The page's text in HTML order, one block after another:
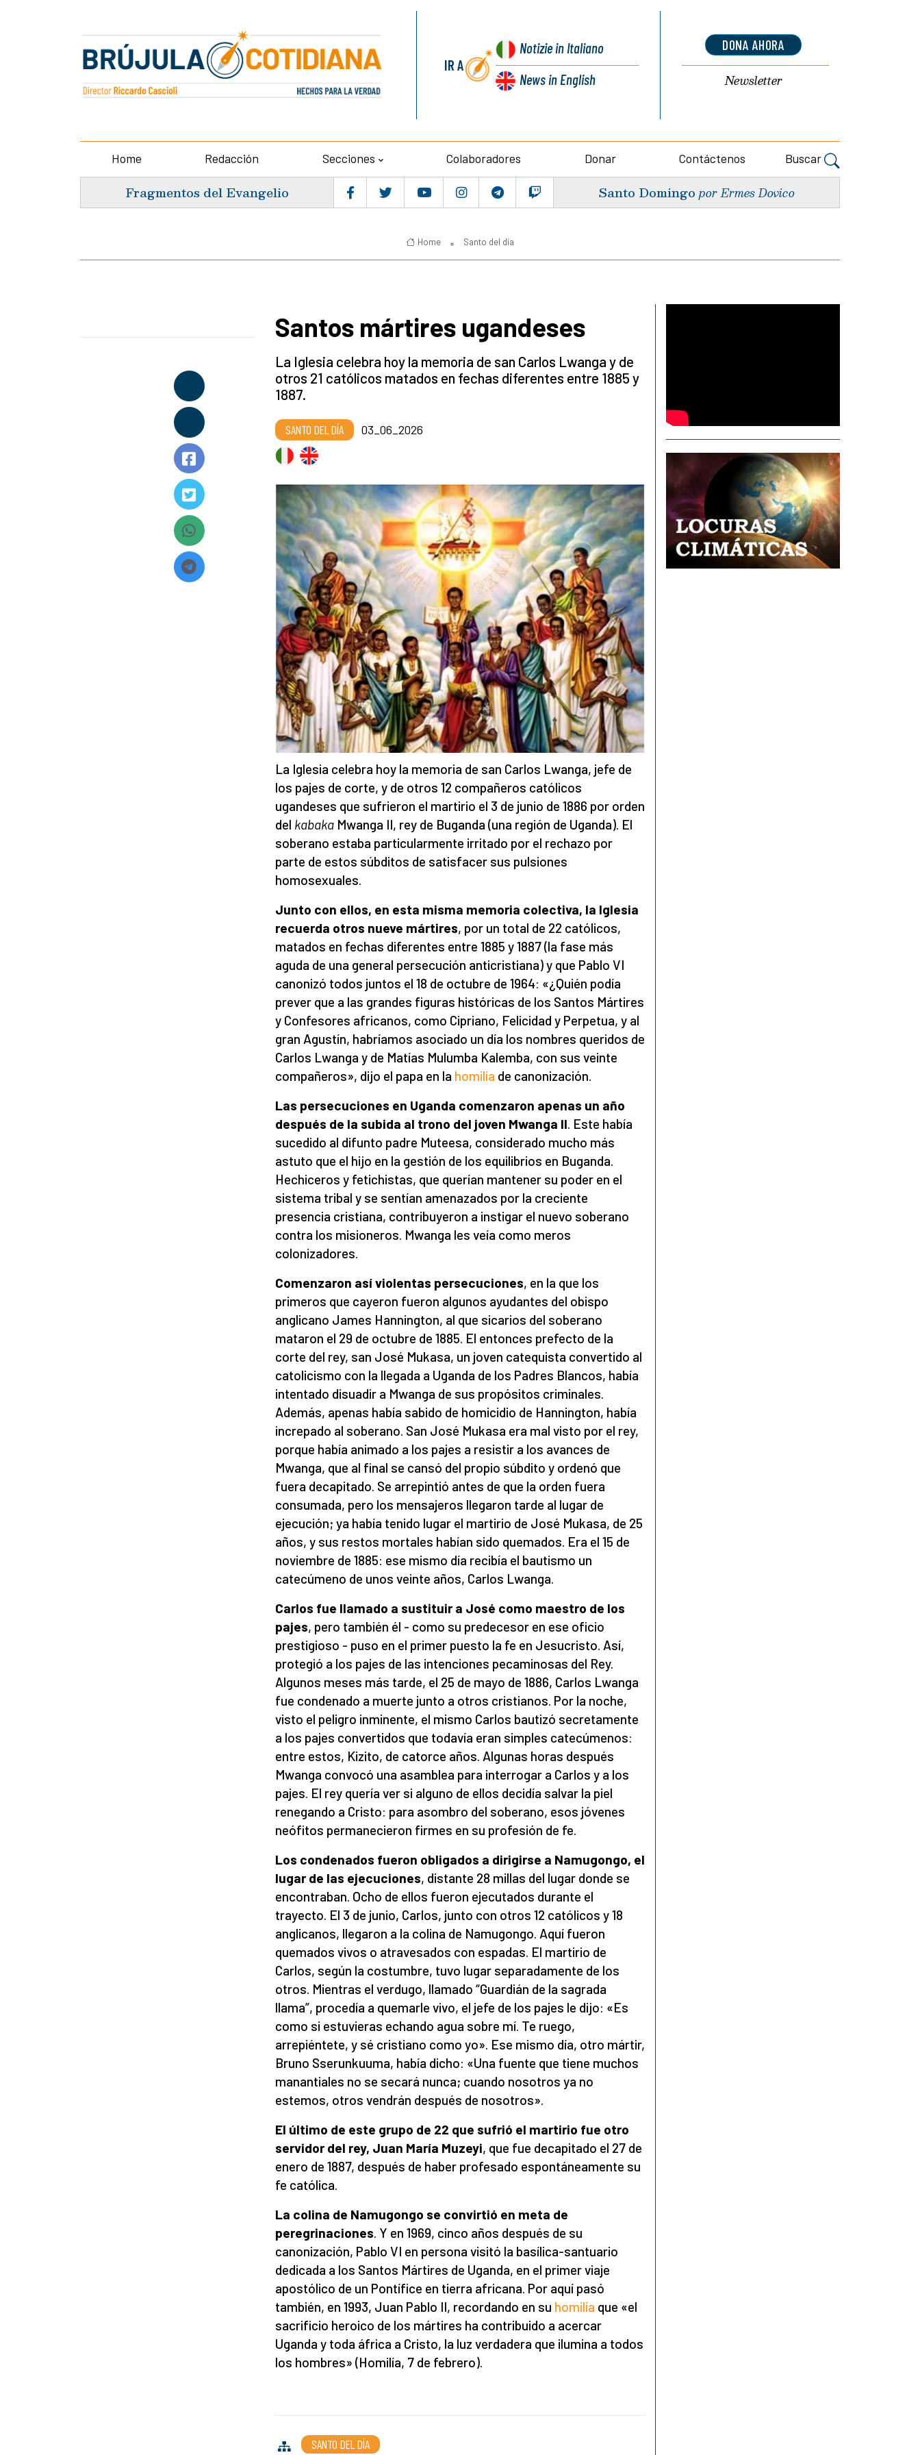
IR A
Notiziein Italiano
News in English
DONA AHORA
Newsletter
Home Redacción Secciones Colaboradores Donar Contáctenos Buscar
Fragmentos del Evangelio Santo Domingo por Ermes Dovico
Home Santo del día
Santos mártires ugandeses
La Iglesia celebra hoy la memoria de san Carlos Lwanga y de
otros 21 católicos matados en fechas diferentes entre 1885 y
1887.
SANTO DEL DÍA 03_06_2026
La Iglesia celebra hoy la memoria de san Carlos Lwanga, jefe de
los pajes de corte, y de otros 12 compañeros católicos
ugandeses que sufrieron el martirio el 3 de junio de 1886 por orden
del kabaka Mwanga II, rey de Buganda (una región de Uganda). El
soberano estaba particularmente irritado por el rechazo por
parte de estos súbditos de satisfacer sus pulsiones
homosexuales.
Junto con ellos, en esta misma memoria colectiva, la Iglesia
recuerda otros nueve mártires, por un total de 22 católicos,
matados en fechas diferentes entre 1885 y 1887 (la fase más
aguda de una general persecución anticristiana) y que Pablo VI
canonizó todos juntos el 18 de octubre de 1964: «¿Quién podía
prever que a las grandes figuras históricas de los Santos Mártires
y Confesores africanos, como Cipriano, Felicidad y Perpetua, y al
gran Agustín, habríamos asociado un día los nombres queridos de
Carlos Lwanga y de Matías Mulumba Kalemba, con sus veinte
compañeros», dijo el papa en la homilía de canonización.
Las persecuciones en Uganda comenzaron apenas un año
después de la subida al trono del joven Mwanga II. Este había
sucedido al difunto padre Muteesa, considerado mucho más
astuto que el hijo en la gestión de los equilibrios en Buganda.
Hechiceros y fetichistas, que querían mantener su poder en el
sistema tribal y se sentían amenazados por la creciente
presencia cristiana, contribuyeron a instigar el nuevo soberano
contra los misioneros. Mwanga les veía como meros
colonizadores.
Comenzaron así violentas persecuciones, en la que los
primeros que cayeron fueron algunos ayudantes del obispo
anglicano James Hannington, al que sicarios del soberano
mataron el 29 de octubre de 1885. El entonces prefecto de la
corte del rey, san José Mukasa, un joven catequista convertido al
catolicismo con la llegada a Uganda de los Padres Blancos, había
intentado disuadir a Mwanga de sus propósitos criminales.
Además, apenas había sabido de homicidio de Hannington, había
increpado al soberano. San José Mukasa era mal visto por el rey,
porque había animado a los pajes a resistir a los avances de
Mwanga, que al final se cansó del propio súbdito y ordenó que
fuera decapitado. Se arrepintió antes de que la orden fuera
consumada, pero los mensajeros llegaron tarde al lugar de
ejecución; ya había tenido lugar el martirio de José Mukasa, de 25
años, y sus restos mortales habían sido quemados. Era el 15 de
noviembre de 1885: ese mismo día recibía el bautismo un
catecúmeno de unos veinte años, Carlos Lwanga.
Carlos fue llamado a sustituir a José como maestro de los
pajes, pero también él - como su predecesor en ese oficio
prestigioso - puso en el primer puesto la fe en Jesucristo. Así,
protegió a los pajes de las intenciones pecaminosas del Rey.
Algunos meses más tarde, el 25 de mayo de 1886, Carlos Lwanga
fue condenado a muerte junto a otros cristianos. Por la noche,
visto el peligro inminente, el mismo Carlos bautizó secretamente
a los pajes convertidos que todavía eran simples catecúmenos:
entre estos, Kizito, de catorce años. Algunas horas después
Mwanga convocó una asamblea para interrogar a Carlos y a los
pajes. El rey quería ver si alguno de ellos decidía salvar la piel
renegando a Cristo: para asombro del soberano, esos jóvenes
neófitos permanecieron firmes en su profesión de fe.
Los condenados fueron obligados a dirigirse a Namugongo, el
lugar de las ejecuciones, distante 28 millas del lugar donde se
encontraban. Ocho de ellos fueron ejecutados durante el
trayecto. El 3 de junio, Carlos, junto con otros 12 católicos y 18
anglicanos, llegaron a la colina de Namugongo. Aquí fueron
quemados vivos o atravesados con espadas. El martirio de
Carlos, según la costumbre, tuvo lugar separadamente de los
otros. Mientras el verdugo, llamado “Guardián de la sagrada
llama”, procedía a quemarle vivo, el jefe de los pajes le dijo: «Es
como si estuvieras echando agua sobre mí. Te ruego,
arrepiéntete, y sé cristiano como yo». Ese mismo día, otro mártir,
Bruno Sserunkuuma, había dicho: «Una fuente que tiene muchos
manantiales no se secará nunca; cuando nosotros ya no
estemos, otros vendrán después de nosotros».
El último de este grupo de 22 que sufrió el martirio fue otro
servidor del rey, Juan María Muzeyi, que fue decapitado el 27 de
enero de 1887, después de haber profesado espontáneamente su
fe católica.
La colina de Namugongo se convirtió en meta de
peregrinaciones. Y en 1969, cinco años después de su
canonización, Pablo VI en persona visitó la basílica-santuario
dedicada a los Santos Mártires de Uganda, en el primer viaje
apostólico de un Pontífice en tierra africana. Por aquí pasó
también, en 1993, Juan Pablo II, recordando en su homilía que «el
sacrificio heroico de los mártires ha contribuido a acercar
Uganda y toda áfrica a Cristo, la luz verdadera que ilumina a todos
los hombres» (Homilía, 7 de febrero).
SANTO DEL DÍA